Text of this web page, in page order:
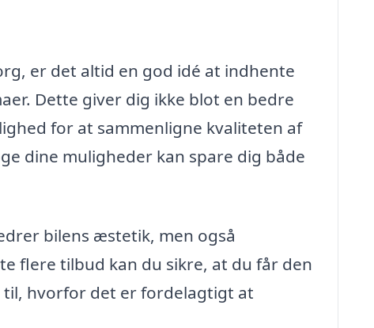
er det altid en god idé at indhente
Dette giver dig ikke blot en bedre
for at sammenligne kvaliteten af
dine muligheder kan spare dig både
bilens æstetik, men også
flere tilbud kan du sikre, at du får den
hvorfor det er fordelagtigt at